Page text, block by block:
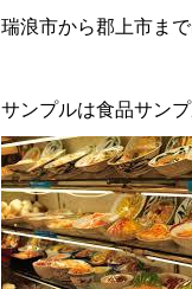
瑞浪市から郡上市ま
サンプルは食品サン